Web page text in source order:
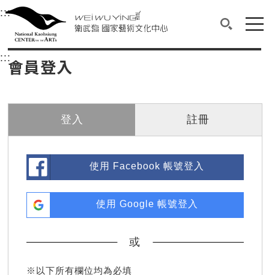
衛武營國家藝術文化中心
中央內容區塊，為本頁主要內容區。
:::選單連結區塊，此區塊列有本網站主要連結。
衛武營國家藝術文化中心
搜尋(開
網
::: 中央內容區塊，為本頁主要內容區。
會員登入
登入 註冊
使用 Facebook 帳號登入
使用 Google 帳號登入
或
※以下所有欄位均為必填